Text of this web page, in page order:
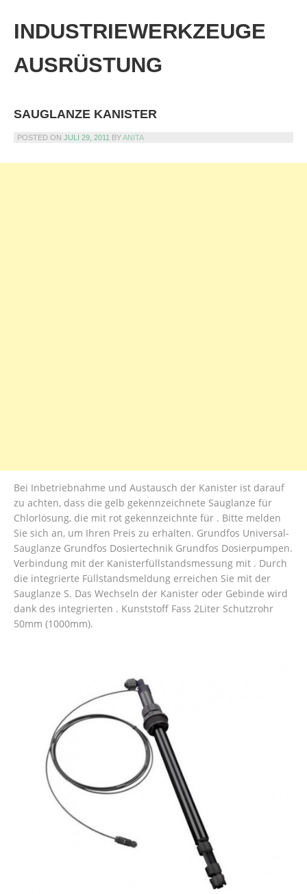
content
INDUSTRIEWERKZEUGE
AUSRÜSTUNG
SAUGLANZE KANISTER
POSTED ON JULI 29, 2011 BYANITA
Bei Inbetriebnahme und Austausch der Kanister ist darauf
zu achten, dass die gelb gekennzeichnete Sauglanze für
Chlorlösung, die mit rot gekennzeichnte für . Bitte melden
Sie sich an, um Ihren Preis zu erhalten. Grundfos Universal-
Sauglanze Grundfos Dosiertechnik Grundfos Dosierpumpen.
Verbindung mit der Kanisterfüllstandsmessung mit . Durch
die integrierte Füllstandsmeldung erreichen Sie mit der
Sauglanze S. Das Wechseln der Kanister oder Gebinde wird
dank des integrierten . Kunststoff Fass 2Liter Schutzrohr
50mm (1000mm).